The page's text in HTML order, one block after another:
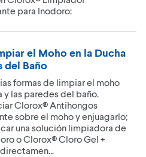
para Inodoro:
el Moho en la Ducha
del Baño
formas de limpiar el moho
y las paredes del baño.
Clorox® Antihongos
sobre el moho y enjuagarlo;
una solución limpiadora de
o Clorox® Cloro Gel +